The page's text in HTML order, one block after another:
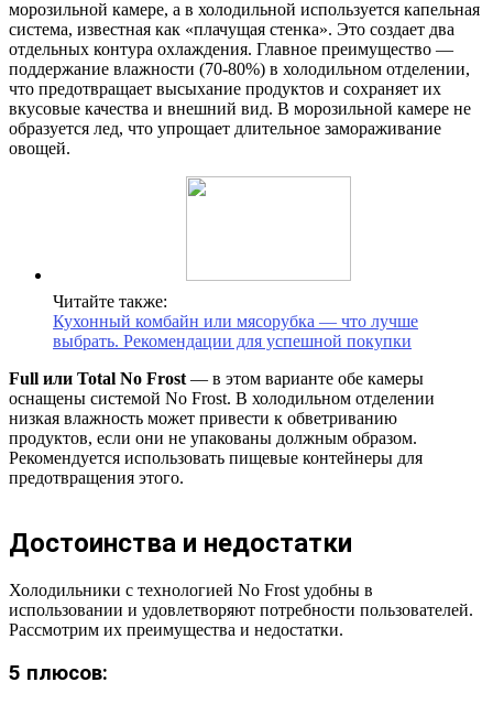
морозильной камере, а в холодильной используется капельная
система, известная как «плачущая стенка». Это создает два
отдельных контура охлаждения. Главное преимущество —
поддержание влажности (70-80%) в холодильном отделении,
что предотвращает высыхание продуктов и сохраняет их
вкусовые качества и внешний вид. В морозильной камере не
образуется лед, что упрощает длительное замораживание
овощей.
Читайте также:
Кухонный комбайн или мясорубка — что лучше
выбрать. Рекомендации для успешной покупки
Full или Total No Frost — в этом варианте обе камеры
оснащены системой No Frost. В холодильном отделении
низкая влажность может привести к обветриванию
продуктов, если они не упакованы должным образом.
Рекомендуется использовать пищевые контейнеры для
предотвращения этого.
Достоинства и недостатки
Холодильники с технологией No Frost удобны в
использовании и удовлетворяют потребности пользователей.
Рассмотрим их преимущества и недостатки.
5 плюсов: